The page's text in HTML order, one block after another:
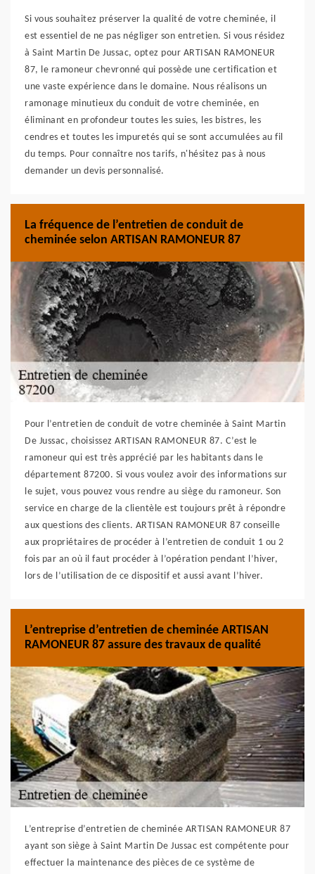
Si vous souhaitez préserver la qualité de votre cheminée, il
est essentiel de ne pas négliger son entretien. Si vous résidez
à Saint Martin De Jussac, optez pour ARTISAN RAMONEUR
87, le ramoneur chevronné qui possède une certification et
une vaste expérience dans le domaine. Nous réalisons un
ramonage minutieux du conduit de votre cheminée, en
éliminant en profondeur toutes les suies, les bistres, les
cendres et toutes les impuretés qui se sont accumulées au fil
du temps. Pour connaître nos tarifs, n'hésitez pas à nous
demander un devis personnalisé.
La fréquence de l’entretien de conduit de
cheminée selon ARTISAN RAMONEUR 87
Pour l’entretien de conduit de votre cheminée à Saint Martin
De Jussac, choisissez ARTISAN RAMONEUR 87. C’est le
ramoneur qui est très apprécié par les habitants dans le
département 87200. Si vous voulez avoir des informations sur
le sujet, vous pouvez vous rendre au siège du ramoneur. Son
service en charge de la clientèle est toujours prêt à répondre
aux questions des clients. ARTISAN RAMONEUR 87 conseille
aux propriétaires de procéder à l’entretien de conduit 1 ou 2
fois par an où il faut procéder à l’opération pendant l’hiver,
lors de l’utilisation de ce dispositif et aussi avant l’hiver.
L’entreprise d’entretien de cheminée ARTISAN
RAMONEUR 87 assure des travaux de qualité
L’entreprise d’entretien de cheminée ARTISAN RAMONEUR 87
ayant son siège à Saint Martin De Jussac est compétente pour
effectuer la maintenance des pièces de ce système de